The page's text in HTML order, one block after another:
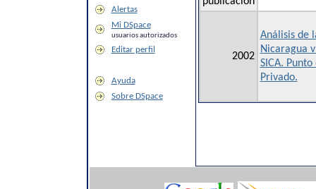
Alertas
Mi DSpace
usuarios autorizados
Editar perfil
Ayuda
Sobre DSpace
2002
Análisis de
Nicaragua
SICA.
Privado.